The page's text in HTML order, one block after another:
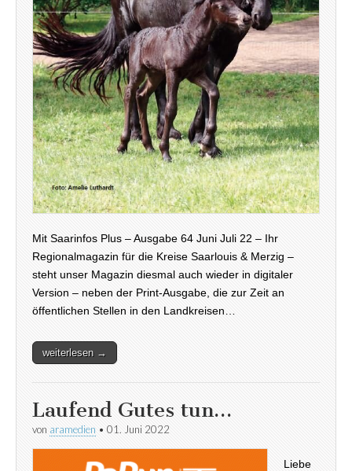
Mit Saarinfos Plus – Ausgabe 64 Juni Juli 22 – Ihr
Regionalmagazin für die Kreise Saarlouis & Merzig –
steht unser Magazin diesmal auch wieder in digitaler
Version – neben der Print-Ausgabe, die zur Zeit an
öffentlichen Stellen in den Landkreisen…
weiterlesen →
Laufend Gutes tun…
von aramedien • 01. Juni 2022
Liebe